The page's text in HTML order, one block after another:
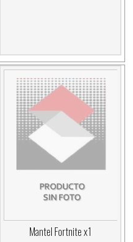
Mantel Fortnite x1